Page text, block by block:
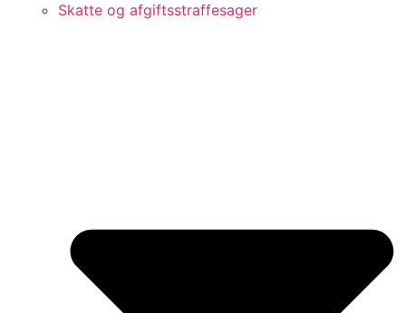
Skatte og afgiftsstraffesager